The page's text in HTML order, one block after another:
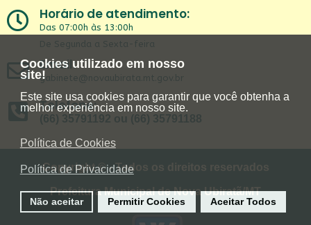
Cookies utilizado em nosso
site!
Este site usa cookies para garantir que você obtenha a
melhor experiência em nosso site.
Política de Cookies
Política de Privacidade
Não aceitar Permitir Cookies Aceitar Todos
Horário de atendimento:
Das 07:00h às 13:00h
De Segunda a Sexta-feira
Email:
gabinete@novaubirata.mt.gov.br
Telefone:
(66) 35791192 ou (66) 35791188
Copyright © - Todos os direitos reservados
Prefeitura Municipal de Nova Ubiratã/MT